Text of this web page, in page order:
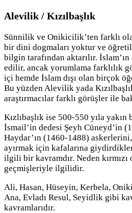
Alevilik / Kızılbaşlık
Sünnilik ve Onikicilik’ten farklı
bir dini dogmaları yoktur ve
bilgin tarafından aktarılır. İslam’ın
edilir, ancak yorumlama farklılık
içi hemde İslam dışı olan birçok
Bu yüzden Alevilik yada
araştırmacılar farklı görüşler ile
Kızlıbaşlık ise 500-550 yıla
İsmail’in dedesi Şeyh Cüneyd’in
Haydar’ın (1460-1488)
ayırmak için kafalarına
ilgili bir kavramdır. Neden
geçmişleriyle ilgilidir.
Ali, Hasan, Hüseyin, Kerbela,
Ana, Evladı Resul, Seyidlik gibi
kavramlarıdır.